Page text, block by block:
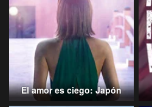
El amor es ciego: Japón